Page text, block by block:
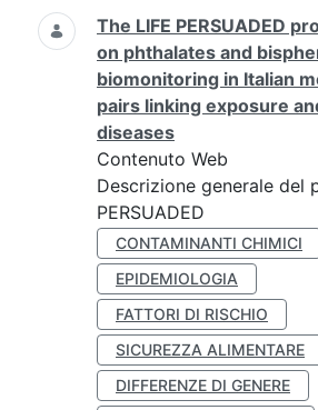
The LIFE PERSUADED
on phthalates and
biomonitoring in Italian
pairs linking exposure
diseases
Contenuto Web
Descrizione generale del
PERSUADED
CONTAMINANTI CHIMICI
EPIDEMIOLOGIA
FATTORI DI RISCHIO
SICUREZZA ALIMENTARE
DIFFERENZE DI GENERE